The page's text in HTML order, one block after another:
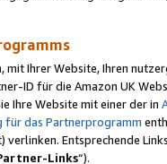
mit Ihrer Website, Ihren
ID für die Amazon UK
Ihre Website mit einer der in
für das Partnerprogramm
verlinken. Entsprechende
Links“).